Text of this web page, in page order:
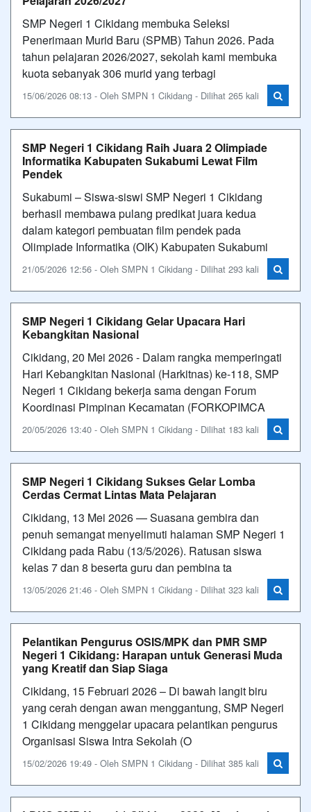
SMP Negeri 1 Cikidang membuka Seleksi
Penerimaan Murid Baru (SPMB) Tahun 2026. Pada
tahun pelajaran 2026/2027, sekolah kami membuka
kuota sebanyak 306 murid yang terbagi
15/06/2026 08:13 - Oleh SMPN 1 Cikidang - Dilihat 265 kali
SMP Negeri 1 Cikidang Raih Juara 2 Olimpiade
Informatika Kabupaten Sukabumi Lewat Film
Pendek
Sukabumi – Siswa-siswi SMP Negeri 1 Cikidang
berhasil membawa pulang predikat juara kedua
dalam kategori pembuatan film pendek pada
Olimpiade Informatika (OIK) Kabupaten Sukabumi
21/05/2026 12:56 - Oleh SMPN 1 Cikidang - Dilihat 293 kali
SMP Negeri 1 Cikidang Gelar Upacara Hari
Kebangkitan Nasional
Cikidang, 20 Mei 2026 - Dalam rangka memperingati
Hari Kebangkitan Nasional (Harkitnas) ke-118, SMP
Negeri 1 Cikidang bekerja sama dengan Forum
Koordinasi Pimpinan Kecamatan (FORKOPIMCA
20/05/2026 13:40 - Oleh SMPN 1 Cikidang - Dilihat 183 kali
SMP Negeri 1 Cikidang Sukses Gelar Lomba
Cerdas Cermat Lintas Mata Pelajaran
Cikidang, 13 Mei 2026 — Suasana gembira dan
penuh semangat menyelimuti halaman SMP Negeri 1
Cikidang pada Rabu (13/5/2026). Ratusan siswa
kelas 7 dan 8 beserta guru dan pembina ta
13/05/2026 21:46 - Oleh SMPN 1 Cikidang - Dilihat 323 kali
Pelantikan Pengurus OSIS/MPK dan PMR SMP
Negeri 1 Cikidang: Harapan untuk Generasi Muda
yang Kreatif dan Siap Siaga
Cikidang, 15 Februari 2026 – Di bawah langit biru
yang cerah dengan awan menggantung, SMP Negeri
1 Cikidang menggelar upacara pelantikan pengurus
Organisasi Siswa Intra Sekolah (O
15/02/2026 19:49 - Oleh SMPN 1 Cikidang - Dilihat 385 kali